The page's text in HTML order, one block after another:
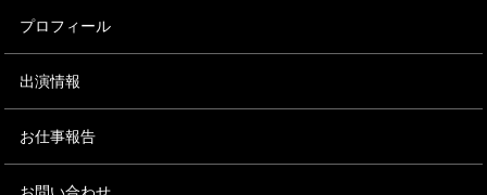
プロフィール
出演情報
お仕事報告